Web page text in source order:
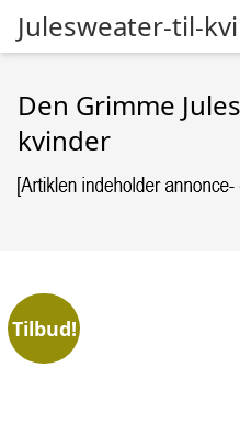
Julesweater-til-
Den Grimme
kvinder
Tilbud!